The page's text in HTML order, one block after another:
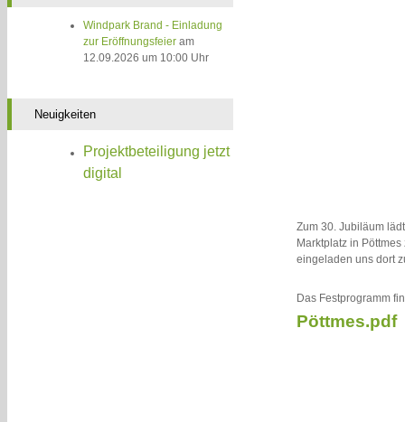
Windpark Brand - Einladung
zur Eröffnungsfeier am
12.09.2026 um 10:00 Uhr
Neuigkeiten
Projektbeteiligung jetzt
digital
Zum 30. Jubiläum
Marktplatz in
eingeladen uns dort
Das Festprogramm
Pöttmes.pdf